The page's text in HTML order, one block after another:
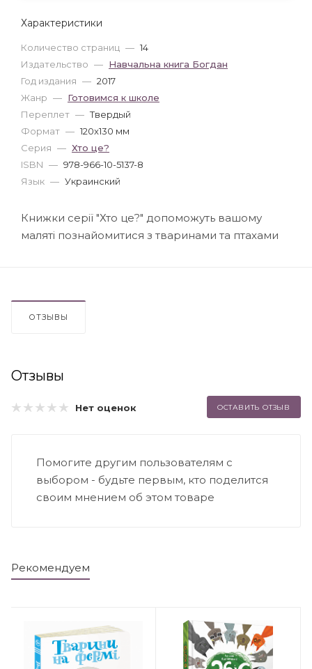
Характеристики
Количество страниц — 14
Издательство — Навчальна книга Богдан
Год издания — 2017
Жанр — Готовимся к школе
Переплет — Твердый
Формат — 120x130 мм
Серия — Хто це?
ISBN — 978-966-10-5137-8
Язык — Украинский
Книжки серії "Хто це?" допоможуть вашому
маляті познайомитися з тваринами та птахами
ОТЗЫВЫ
Отзывы
Нет оценок ОСТАВИТЬ ОТЗЫВ
Помогите другим пользователям с
выбором - будьте первым, кто поделится
своим мнением об этом товаре
Рекомендуем